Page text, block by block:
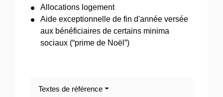
Allocations logement
Aide exceptionnelle de fin d'année versée
aux bénéficiaires de certains minima
sociaux (“prime de Noël”)
Textes de référence